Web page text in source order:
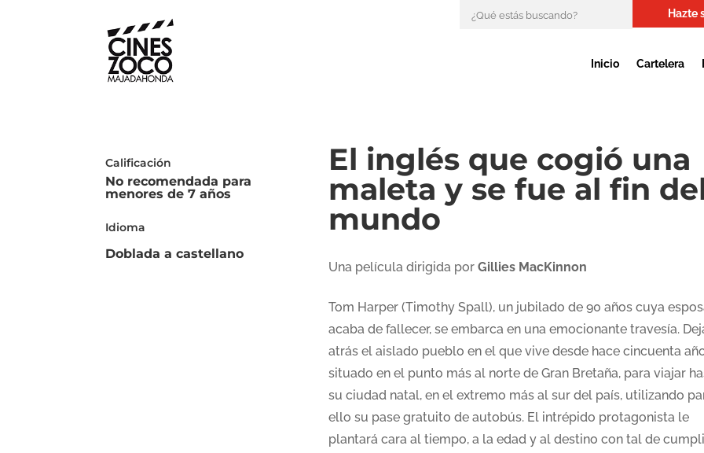
Hazte
Inicio Cartelera
Calificación
No recomendada para
menores de 7 años
Idioma
Doblada a castellano
El inglés que cogió una
maleta y se fue al fin
mundo
Una película dirigida por Gillies MacKinnon
Tom Harper (Timothy Spall), un jubilado de 90 años cuya
acaba de fallecer, se embarca en una emocionante travesía.
atrás el aislado pueblo en el que vive desde hace cincuenta
situado en el punto más al norte de Gran Bretaña, para viajar
su ciudad natal, en el extremo más al sur del país, utilizando
ello su pase gratuito de autobús. El intrépido protagonista le
plantará cara al tiempo, a la edad y al destino con tal de